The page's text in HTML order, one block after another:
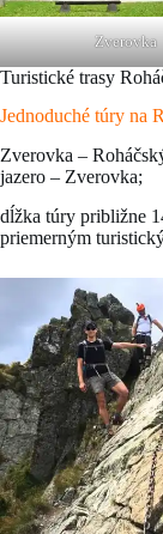
Zverovka
Turistické trasy
Jednoduché túry na
Zverovka –
jazero – Zverovka;
dĺžka túry približne
priemerným